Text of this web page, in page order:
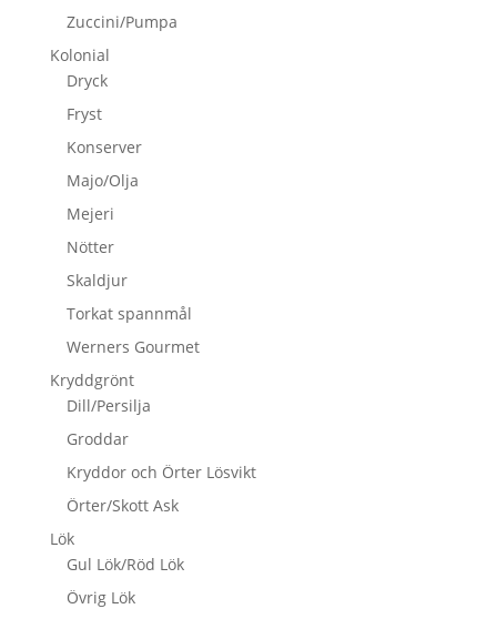
Zuccini/Pumpa
Kolonial
Dryck
Fryst
Konserver
Majo/Olja
Mejeri
Nötter
Skaldjur
Torkat spannmål
Werners Gourmet
Kryddgrönt
Dill/Persilja
Groddar
Kryddor och Örter Lösvikt
Örter/Skott Ask
Lök
Gul Lök/Röd Lök
Övrig Lök